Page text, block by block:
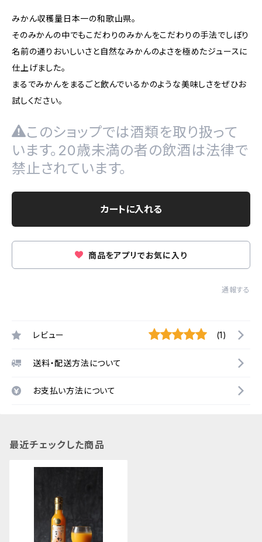
みかん収穫量日本一の和歌山県。
そのみかんの中でもこだわりのみかんをこだわりの手法でしぼり
名前の通りおいしいさと自然なみかんのよさを極めたジュースに
仕上げました。
まるでみかんをまるごと飲んでいるかのような美味しさをぜひお
試しください。
このショップでは酒類を取り扱って
います。20歳未満の者の飲酒は法律で
禁止されています。
カートに入れる
商品をアプリでお気に入り
通報する
レビュー (1)
送料・配送方法について
お支払い方法について
最近チェックした商品